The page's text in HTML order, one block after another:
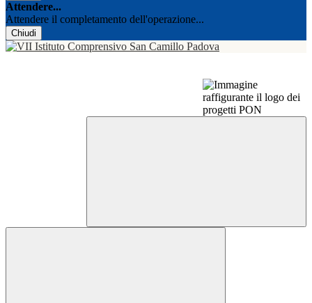
Attendere...
Attendere il completamento dell'operazione...
Chiudi